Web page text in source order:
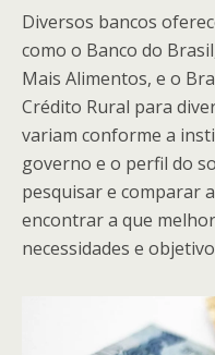
Diversos bancos
como o Banco do
Mais Alimentos, e o
Crédito Rural para
variam conforme a
governo e o perfil do
pesquisar e comparar
encontrar a que
necessidades e